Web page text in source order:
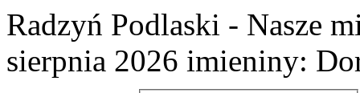
Radzyń Podlaski - Nasze
sierpnia 2026 imieniny: